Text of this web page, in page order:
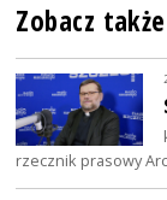
Zobacz także
rzecznik prasowy